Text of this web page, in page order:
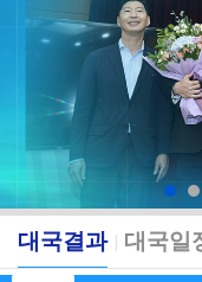
대국결과 | 대국일